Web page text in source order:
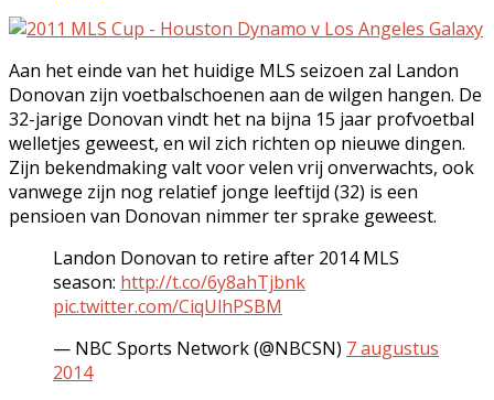
Aan het einde van het huidige MLS seizoen zal Landon
Donovan zijn voetbalschoenen aan de wilgen hangen. De
32-jarige Donovan vindt het na bijna 15 jaar profvoetbal
welletjes geweest, en wil zich richten op nieuwe dingen.
Zijn bekendmaking valt voor velen vrij onverwachts, ook
vanwege zijn nog relatief jonge leeftijd (32) is een
pensioen van Donovan nimmer ter sprake geweest.
Landon Donovan to retire after 2014 MLS
season: http://t.co/6y8ahTjbnk
pic.twitter.com/CiqUlhPSBM
— NBC Sports Network (@NBCSN) 7 augustus
2014